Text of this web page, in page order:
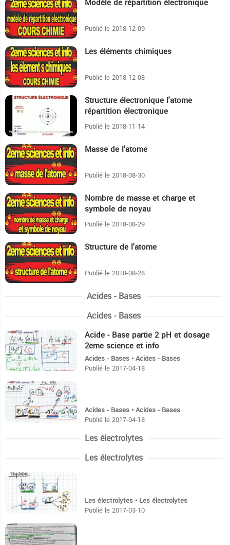
15:59
Publié le 2018-12-09
4:19 Les éléments chimiques
Publié le 2018-12-08
Structure électronique l'atome
répartition électronique
Publié le 2018-11-14
8:58 Masse de l'atome
Publié le 2018-08-30
6:59 Nombre de masse et charge et
symbole de noyau
Publié le 2018-08-29
11:28 Structure de l'atome
Publié le 2018-08-28
Acides - Bases
Acides - Bases
9:6 Acide - Base partie 2 pH et dosage
2eme science et info
Acides - Bases • Acides - Bases
Publié le 2017-04-18
14:58
Acides - Bases • Acides - Bases
Publié le 2017-04-18
Les électrolytes
Les électrolytes
6:10
Les électrolytes • Les électrolytes
Publié le 2017-03-10
10:48